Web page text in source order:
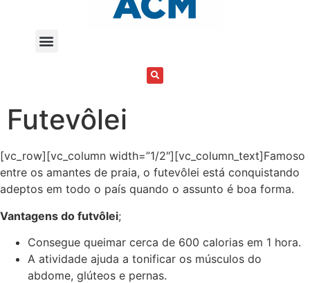
Futevôlei
[vc_row][vc_column width=”1/2″][vc_column_text]Famoso
entre os amantes de praia, o futevôlei está conquistando
adeptos em todo o país quando o assunto é boa forma.
Vantagens do futvôlei;
Consegue queimar cerca de 600 calorias em 1 hora.
A atividade ajuda a tonificar os músculos do
abdome, glúteos e pernas.